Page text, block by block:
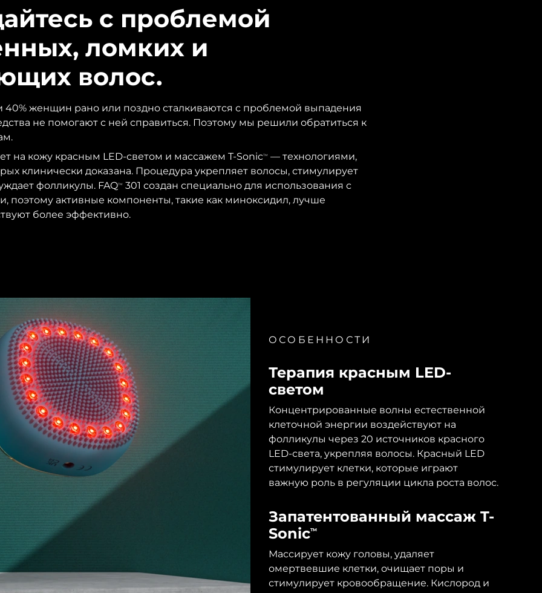
с проблемой
ломких и
волос.
40% женщин рано или поздно сталкиваются с проблемой выпадения
не помогают с ней справиться. Поэтому мы решили обратиться к
на кожу красным LED-светом и массажем T-SonicTM
— технологиями,
клинически доказана. Процедура укрепляет волосы, стимулирует
фолликулы. FAQTM
301 создан специально для использования с
поэтому активные компоненты, такие как миноксидил, лучше
более эффективно.
ОСОБЕННОСТИ
Терапия красным LED-
светом
Концентрированные волны естественной
клеточной энергии воздействуют на
фолликулы через 20 источников красного
LED-света, укрепляя волосы. Красный LED
стимулирует клетки, которые играют
важную роль в регуляции цикла роста волос.
Запатентованный массаж T-
SonicTM
Массирует кожу головы, удаляет
омертвевшие клетки, очищает поры и
стимулирует кровообращение. Кислород и